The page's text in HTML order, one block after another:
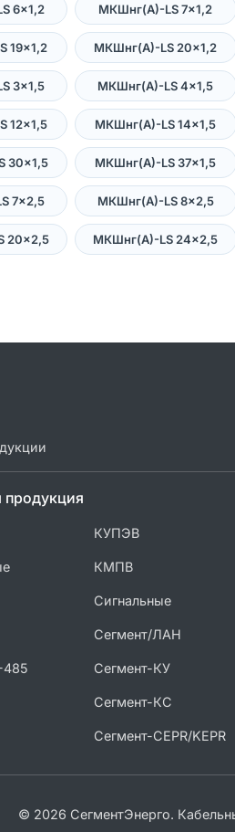
6×1,2 МКШнг(А)-LS 7×1,2
19×1,2 МКШнг(А)-LS 20×1,2
3×1,5 МКШнг(А)-LS 4×1,5
12×1,5 МКШнг(А)-LS 14×1,5
30×1,5 МКШнг(А)-LS 37×1,5
7×2,5 МКШнг(А)-LS 8×2,5
20×2,5 МКШнг(А)-LS 24×2,5
продукция
КУПЭВ
КМПВ
Сигнальные
Сегмент/ЛАН
485 Сегмент-КУ
Сегмент-КС
Сегмент-CEPR/KEPR
© 2026 СегментЭнерго.